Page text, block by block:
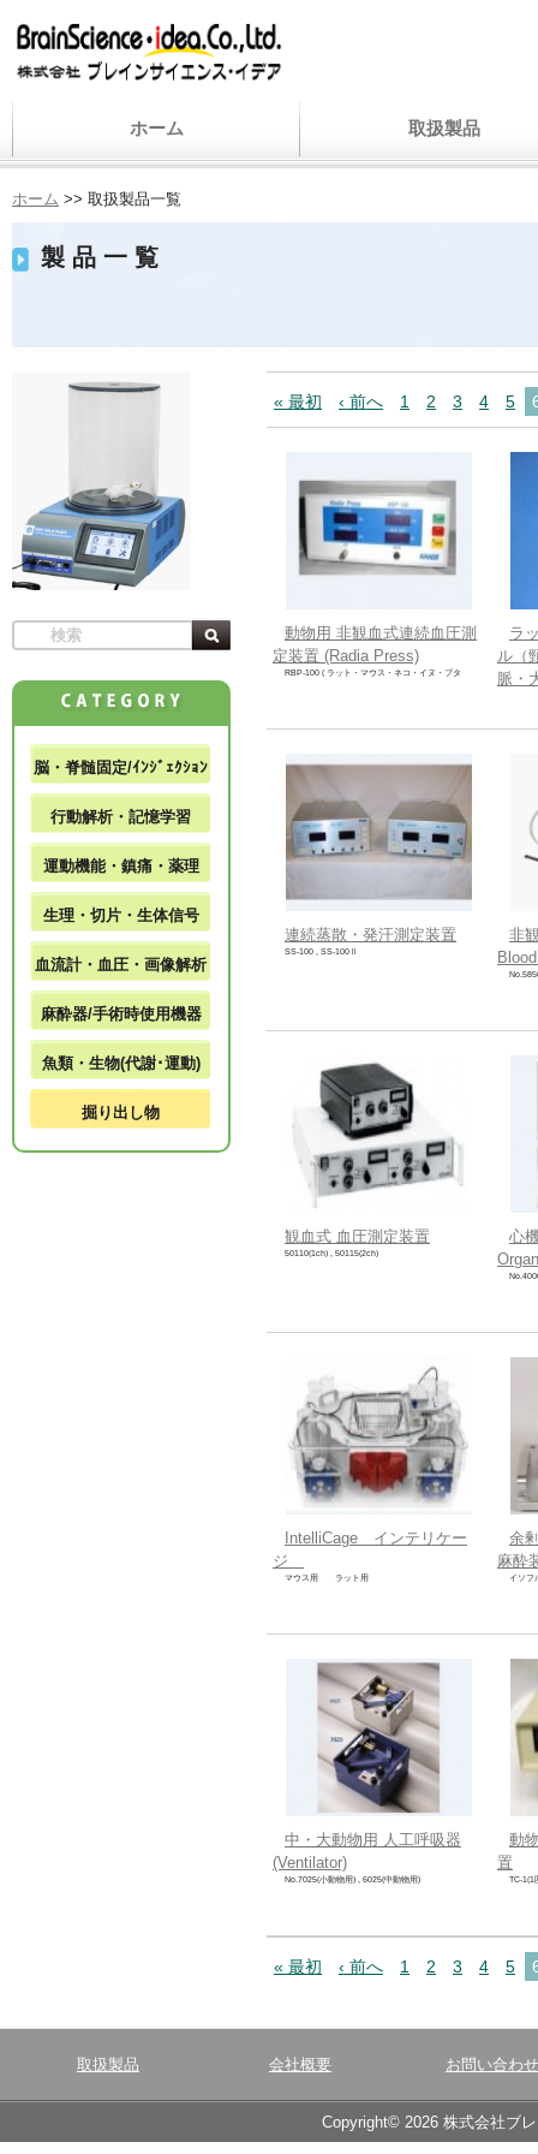
ホーム 取扱製品
ホーム >> 取扱製品一覧
製品一覧
« 最初 ‹ 前へ 1 2 3 4 5
動物用 非観血式連続血圧測
定装置 (Radia Press)
RBP-100 ( ラット・マウス・ネコ・イヌ・ブタ
ラ
ル（
脈・
連続蒸散・発汗測定装置
SS-100 , SS-100Ⅱ
非
観血式 血圧測定装置
50110(1ch) , 50115(2ch)
心
IntelliCage インテリケー
ジ
マウス用 ラット用
余
麻酔
イソフ
中・大動物用 人工呼吸器
(Ventilator)
No.7025(小動物用) , 6025(中動物用)
動
置
TC-1(1
« 最初 ‹ 前へ 1 2 3 4 5
脳・脊髄固定/ｲﾝｼﾞｪｸｼｮﾝ
行動解析・記憶学習
運動機能・鎮痛・薬理
生理・切片・生体信号
血流計・血圧・画像解析
麻酔器/手術時使用機器
魚類・生物(代謝･運動)
掘り出し物
取扱製品 会社概要 お問い合わせ
Copyright© 2026 株式会社ブ